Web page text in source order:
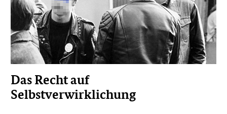
Das Recht auf
Selbstverwirklichung